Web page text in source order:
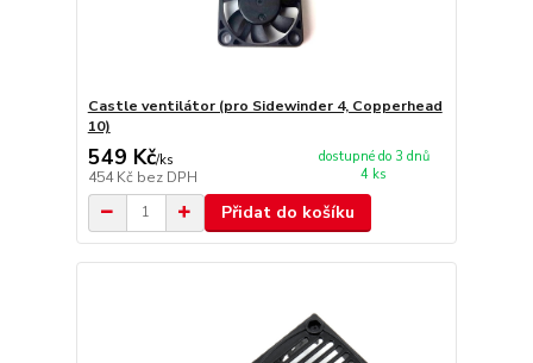
Castle ventilátor (pro Sidewinder 4, Copperhead
10)
549 Kč/ks
454 Kč bez DPH
dostupné do 3 dnů
4 ks
Přidat do košíku